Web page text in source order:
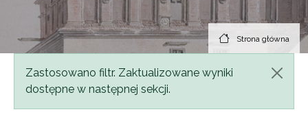
Strona główna
Komunikat
Zastosowano filtr. Zaktualizowane wyniki
dostępne w następnej sekcji.